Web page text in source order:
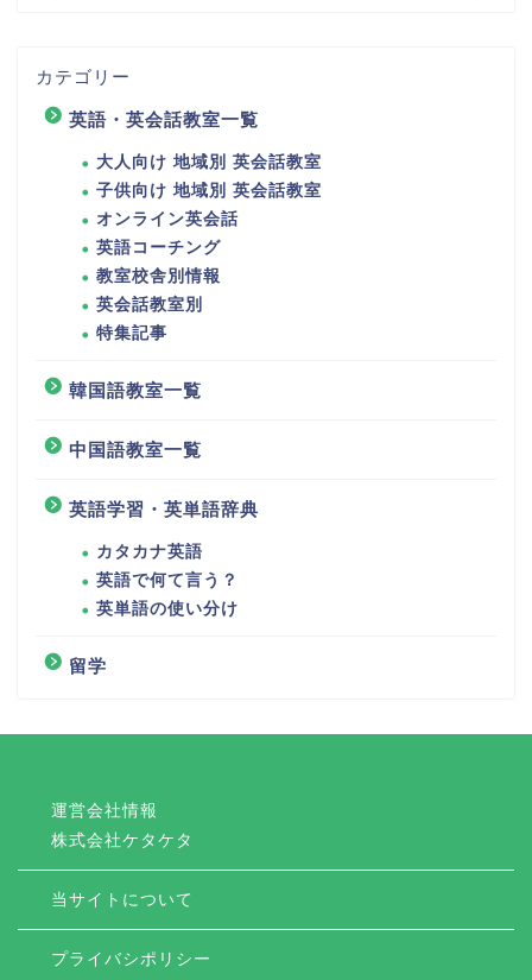
カテゴリー
英語・英会話教室一覧
大人向け 地域別 英会話教室
子供向け 地域別 英会話教室
オンライン英会話
英語コーチング
教室校舎別情報
英会話教室別
特集記事
韓国語教室一覧
中国語教室一覧
英語学習・英単語辞典
カタカナ英語
英語で何て言う？
英単語の使い分け
留学
運営会社情報
株式会社ケタケタ
当サイトについて
プライバシポリシー